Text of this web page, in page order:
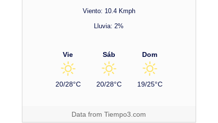
Viento: 10.4 Kmph
Lluvia: 2%
Vie
20/28°C
Sáb
20/28°C
Dom
19/25°C
Data fromTiempo3.com